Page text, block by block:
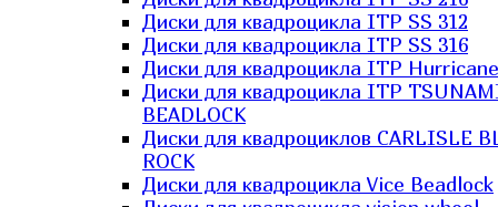
Диски для квадроцикла ITP SS 312
Диски для квадроцикла ITP SS 316
Диски для квадроцикла ITP Hurricane
Диски для квадроцикла ITP
BEADLOCK
Диски для квадроциклов CARLISLE
ROCK
Диски для квадроцикла Vice Beadlock